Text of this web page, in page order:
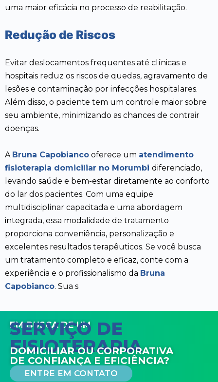
uma maior eficácia no processo de reabilitação.
Redução de Riscos
Evitar deslocamentos frequentes até clínicas e
hospitais reduz os riscos de quedas, agravamento de
lesões e contaminação por infecções hospitalares.
Além disso, o paciente tem um controle maior sobre
seu ambiente, minimizando as chances de contrair
doenças.
A Bruna Capobianco oferece um atendimento
fisioterapia domiciliar no Morumbi diferenciado,
levando saúde e bem-estar diretamente ao conforto
do lar dos pacientes. Com uma equipe
multidisciplinar capacitada e uma abordagem
integrada, essa modalidade de tratamento
proporciona conveniência, personalização e
excelentes resultados terapêuticos. Se você busca
um tratamento completo e eficaz, conte com a
experiência e o profissionalismo da Bruna
Capobianco. Sua s
EM BUSCA DE UM
SERVIÇO DE
FISIOTERAPIA
DOMICILIAR OU CORPORATIVA
DE CONFIANÇA E EFICIÊNCIA?
ENTRE EM CONTATO